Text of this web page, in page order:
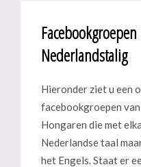
Nederlandstalig
Hieronder ziet u een
facebookgroepen
Hongaren die met
Nederlandse taal
het Engels. Staat er